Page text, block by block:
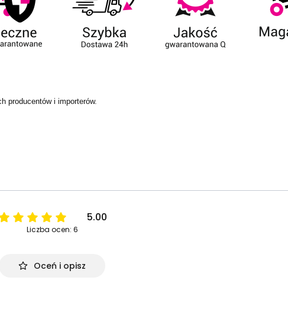
producentów i importerów.
5.00
Liczba ocen: 6
Oceń i opisz